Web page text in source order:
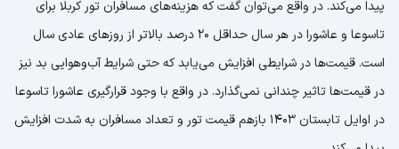
پیدا می‌کند. در واقع می‌توان گفت که هزینه‌های مسافران تور کربلا برای
تاسوعا و عاشورا در هر سال حداقل 20 درصد بالاتر از روزهای عادی سال
است. قیمت‌ها در شرایطی افزایش می‌یابد که حتی شرایط آب‌وهوایی بد نیز
در قیمت‌ها تاثیر چندانی نمی‌گذارد. در واقع با وجود قرارگیری عاشورا تاسوعا
در اوایل تابستان 1403 بازهم قیمت تور و تعداد مسافران به شدت افزایش